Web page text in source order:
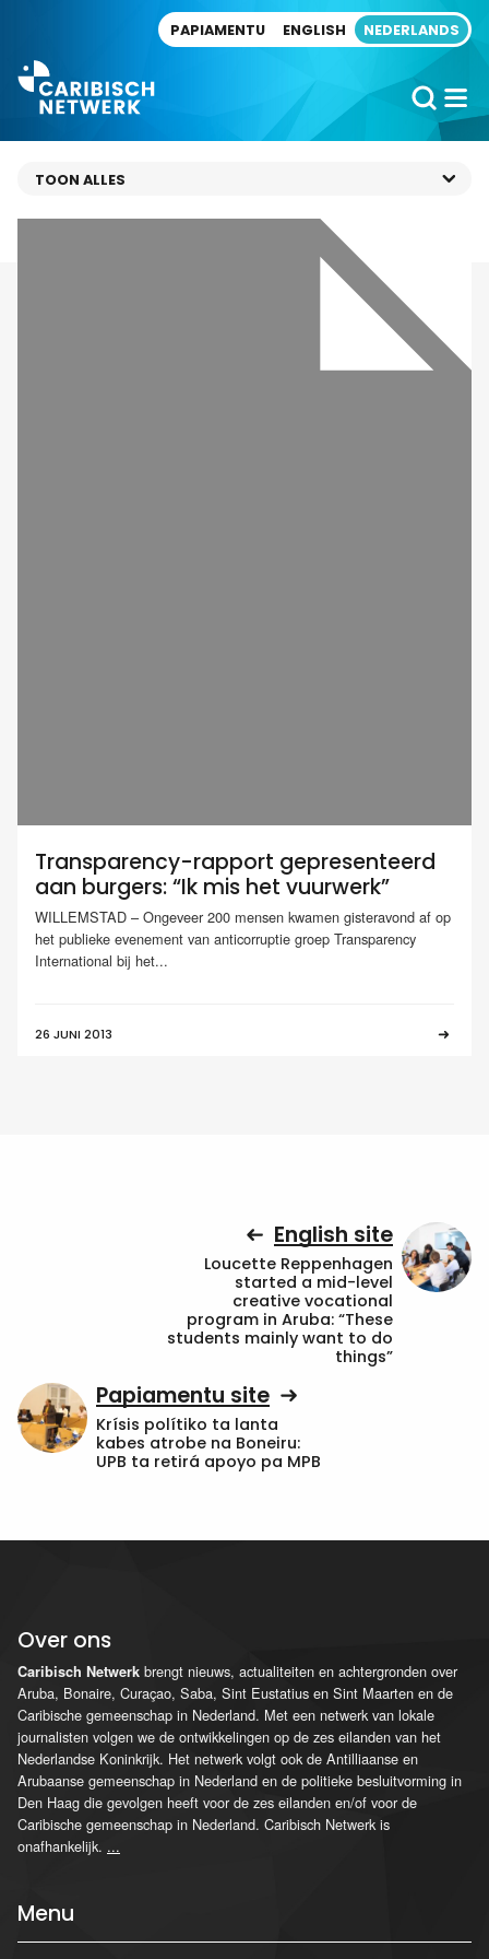
PAPIAMENTU ENGLISH NEDERLANDS
Transparency-rapport gepresenteerd
aan burgers: “Ik mis het vuurwerk”
WILLEMSTAD – Ongeveer 200 mensen kwamen gisteravond af op
het publieke evenement van anticorruptie groep Transparency
International bij het...
26 JUNI 2013
English site
Loucette Reppenhagen
started a mid-level
creative vocational
program in Aruba: “These
students mainly want to do
things”
Papiamentu site
Krísis polítiko ta lanta
kabes atrobe na Boneiru:
UPB ta retirá apoyo pa MPB
Over ons
Caribisch Netwerk brengt nieuws, actualiteiten en achtergronden over
Aruba, Bonaire, Curaçao, Saba, Sint Eustatius en Sint Maarten en de
Caribische gemeenschap in Nederland. Met een netwerk van lokale
journalisten volgen we de ontwikkelingen op de zes eilanden van het
Nederlandse Koninkrijk. Het netwerk volgt ook de Antilliaanse en
Arubaanse gemeenschap in Nederland en de politieke besluitvorming in
Den Haag die gevolgen heeft voor de zes eilanden en/of voor de
Caribische gemeenschap in Nederland. Caribisch Netwerk is
onafhankelijk. ...
Menu